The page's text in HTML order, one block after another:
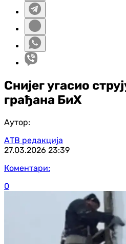
Снијег угасио
грађана БиХ
Аутор:
АТВ редакција
27.03.2026 23:39
Коментари:
0